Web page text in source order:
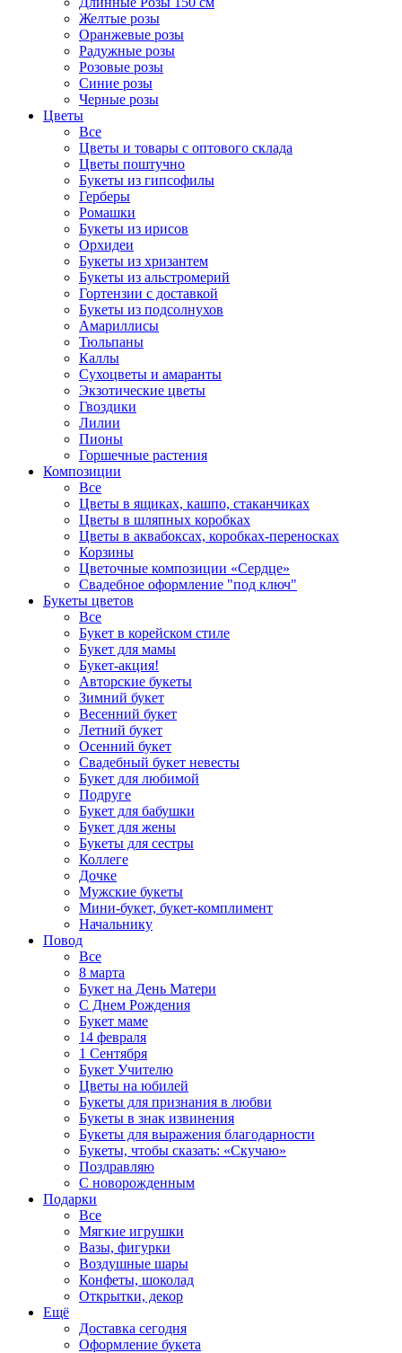
Желтые розы
Оранжевые розы
Радужные розы
Розовые розы
Синие розы
Черные розы
Цветы
Все
Цветы и товары с оптового склада
Цветы поштучно
Букеты из гипсофилы
Герберы
Ромашки
Букеты из ирисов
Орхидеи
Букеты из хризантем
Букеты из альстромерий
Гортензии с доставкой
Букеты из подсолнухов
Амариллисы
Тюльпаны
Каллы
Сухоцветы и амаранты
Экзотические цветы
Гвоздики
Лилии
Пионы
Горшечные растения
Композиции
Все
Цветы в ящиках, кашпо, стаканчиках
Цветы в шляпных коробках
Цветы в аквабоксах, коробках-переносках
Корзины
Цветочные композиции «Сердце»
Свадебное оформление "под ключ"
Букеты цветов
Все
Букет в корейском стиле
Букет для мамы
Букет-акция!
Авторские букеты
Зимний букет
Весенний букет
Летний букет
Осенний букет
Свадебный букет невесты
Букет для любимой
Подруге
Букет для бабушки
Букет для жены
Букеты для сестры
Коллеге
Дочке
Мужские букеты
Мини-букет, букет-комплимент
Начальнику
Повод
Все
8 марта
Букет на День Матери
С Днем Рождения
Букет маме
14 февраля
1 Сентября
Букет Учителю
Цветы на юбилей
Букеты для признания в любви
Букеты в знак извинения
Букеты для выражения благодарности
Букеты, чтобы сказать: «Скучаю»
Поздравляю
С новорожденным
Подарки
Все
Мягкие игрушки
Вазы, фигурки
Воздушные шары
Конфеты, шоколад
Открытки, декор
Ещё
Доставка сегодня
Оформление букета